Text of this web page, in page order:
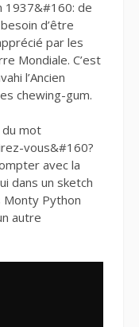
1937&#160: de
d’être
par les
Mondiale. C’est
l’Ancien
chewing-gum.
du mot
vous&#160?
avec la
dans un sketch
Python
autre